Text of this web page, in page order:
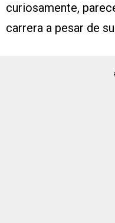
curiosamente,
carrera a pesar de